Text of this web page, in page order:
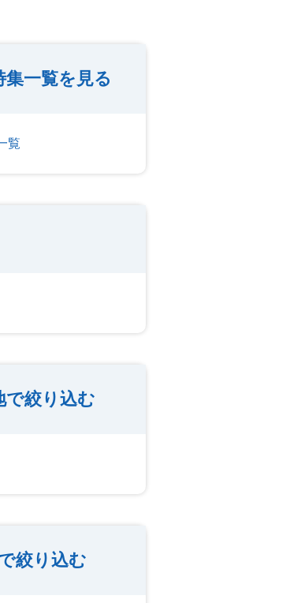
一覧を見る
覧
で絞り込む
絞り込む